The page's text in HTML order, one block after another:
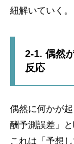
紐解いていく。
2-1. 偶然
反応
偶然に何かが
酬予測誤差」
これは「予想